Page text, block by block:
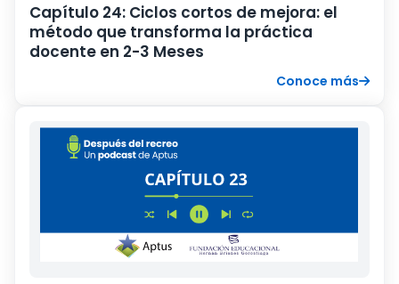
Capítulo 24: Ciclos cortos de mejora: el
método que transforma la práctica
docente en 2-3 Meses
Conoce más